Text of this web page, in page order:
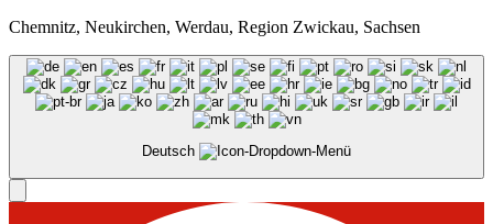
Chemnitz, Neukirchen, Werdau, Region Zwickau, Sachsen
Deutsch